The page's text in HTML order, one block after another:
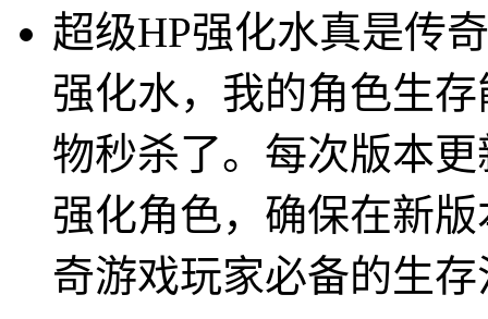
超级HP强化水真是传
强化水，我的角色生
物秒杀了。每次版本
强化角色，确保在新
奇游戏玩家必备的生